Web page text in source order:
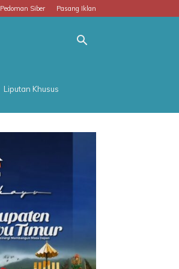
Pedoman Siber Pasang Iklan
Liputan Khusus